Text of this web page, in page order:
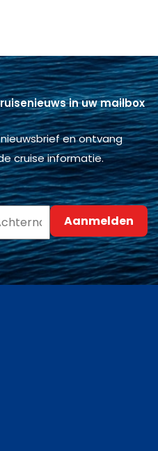
in uw mailbox
en ontvang
cruise informatie.